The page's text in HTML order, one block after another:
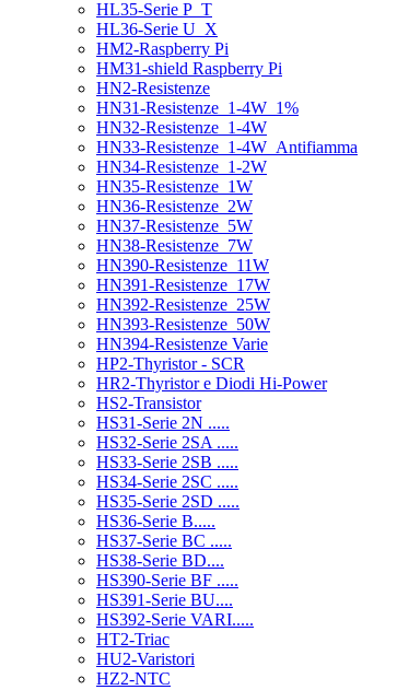
HL35-Serie P_T
HL36-Serie U_X
HM2-Raspberry Pi
HM31-shield Raspberry Pi
HN2-Resistenze
HN31-Resistenze_1-4W_1%
HN32-Resistenze_1-4W
HN33-Resistenze_1-4W_Antifiamma
HN34-Resistenze_1-2W
HN35-Resistenze_1W
HN36-Resistenze_2W
HN37-Resistenze_5W
HN38-Resistenze_7W
HN390-Resistenze_11W
HN391-Resistenze_17W
HN392-Resistenze_25W
HN393-Resistenze_50W
HN394-Resistenze Varie
HP2-Thyristor - SCR
HR2-Thyristor e Diodi Hi-Power
HS2-Transistor
HS31-Serie 2N .....
HS32-Serie 2SA .....
HS33-Serie 2SB .....
HS34-Serie 2SC .....
HS35-Serie 2SD .....
HS36-Serie B.....
HS37-Serie BC .....
HS38-Serie BD....
HS390-Serie BF .....
HS391-Serie BU....
HS392-Serie VARI.....
HT2-Triac
HU2-Varistori
HZ2-NTC